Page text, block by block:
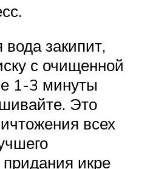
вода закипит,
с очищенной
1-3 минуты
Это
всех
икре